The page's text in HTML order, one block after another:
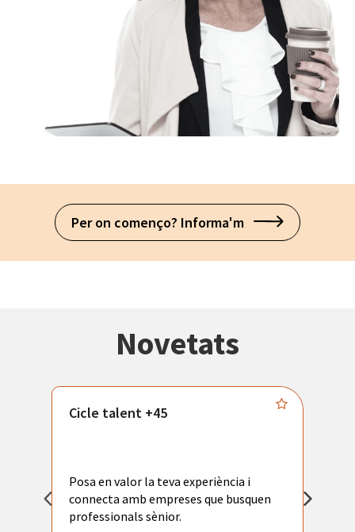
Per on començo? Informa'm
Novetats
Cicle talent +45
Posa en valor la teva experiència i
connecta amb empreses que busquen
professionals sènior.